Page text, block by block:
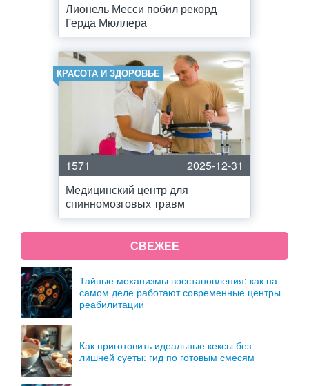
Лионель Месси побил рекорд
Герда Мюллера
КРАСОТА И ЗДОРОВЬЕ
1571
2025-12-31
Медицинский центр для
спинномозговых травм
СВЕЖЕЕ
Тайные механизмы восстановления: как на
самом деле работают современные центры
реабилитации
Как приготовить идеальные кексы без
лишней суеты: гид по готовым смесям